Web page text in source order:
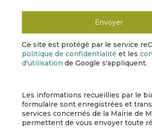
Ce site est protégé par le service
politique de confidentialité et les
d'utilisation de Google s'appliquent.
Les informations recueillies par le
formulaire sont enregistrées et
services concernés de la Mairie de
permettent de vous envoyer toute